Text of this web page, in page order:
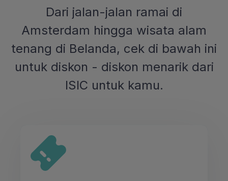
Dari jalan-jalan ramai di
Amsterdam hingga wisata alam
tenang di Belanda, cek di bawah ini
untuk diskon - diskon menarik dari
ISIC untuk kamu.